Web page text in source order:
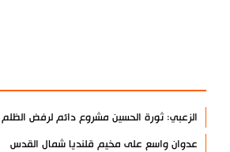
الزعبي: ثورة الحسين مشروع دائم لرفض الظلم
عدوان واسع على مخيم قلنديا شمال القدس